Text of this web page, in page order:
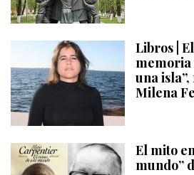
Libros |
memoria
una
Milena
El mito
mundo”